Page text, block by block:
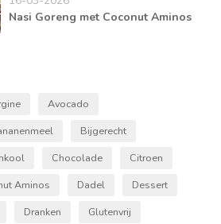
Nasi Goreng met Coconut Aminos
Avocado
Bijgerecht
Chocolade
Citroen
Aminos
Dadel
Dessert
Dranken
Glutenvrij